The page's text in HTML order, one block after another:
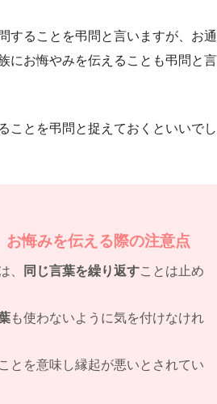
することを弔問と言いますが、お通
にお悔やみを伝えることも弔問と言
ことを弔問と捉えておくといいでし
お悔みを伝える際の注意点
、 同じ言葉を繰り返すことは止め
も使わないように気を付けなけれ
とを意味し縁起が悪いとされてい